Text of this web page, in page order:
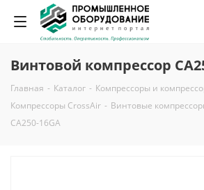
Винтовой компрессор
Главная - Каталог - Компрессоры и
Компрессоры CrossAir - Винтовые
CA250-16GA